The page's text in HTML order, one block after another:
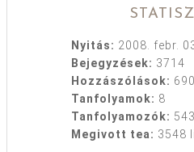
Nyitás: 2008. febr.
Bejegyzések: 3714
Hozzászólások:
Tanfolyamok: 8
Tanfolyamozók:
Megivott tea: 3548